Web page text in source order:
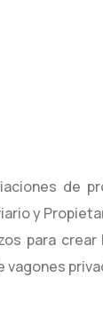
de
y
para crear